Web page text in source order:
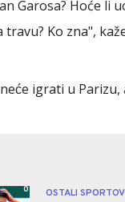
Garosa? Hoće li
Ko zna",
igrati u Parizu,
0 OSTALI